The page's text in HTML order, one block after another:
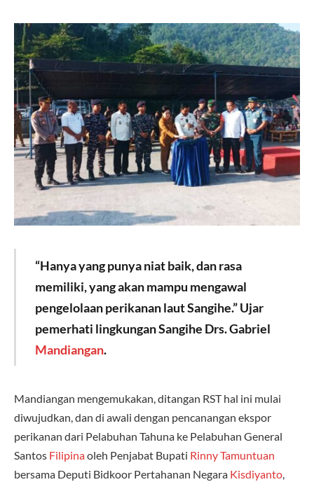
“Hanya yang punya niat baik, dan rasa
memiliki, yang akan mampu mengawal
pengelolaan perikanan laut Sangihe.” Ujar
pemerhati lingkungan Sangihe Drs. Gabriel
Mandiangan.
Mandiangan mengemukakan, ditangan RST hal ini mulai
diwujudkan, dan di awali dengan pencanangan ekspor
perikanan dari Pelabuhan Tahuna ke Pelabuhan General
Santos Filipinaoleh Penjabat Bupati Rinny Tamuntuan
bersama Deputi Bidkoor Pertahanan Negara Kisdiyanto,